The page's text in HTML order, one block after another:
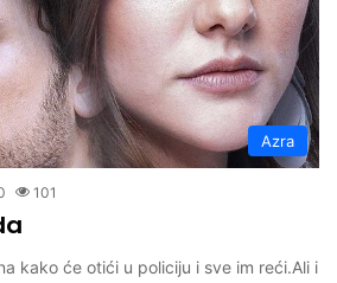
Azra
101
kako će otići u policiju i sve im reći.Ali i